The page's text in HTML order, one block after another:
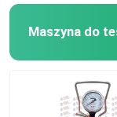
Maszyna do